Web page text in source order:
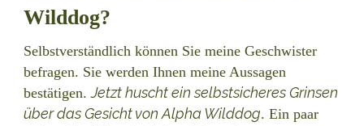
Wilddog?
Selbstverständlich können Sie meine Geschwister
befragen. Sie werden Ihnen meine Aussagen
bestätigen.Jetzt huscht ein selbstsicheres Grinsen
über das Gesicht von Alpha Wilddog. Ein paar